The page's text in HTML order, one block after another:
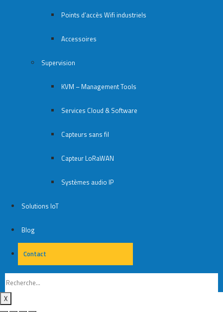
Points d’accès Wifi industriels
Accessoires
Supervision
KVM – Management Tools
Services Cloud & Software
Capteurs sans fil
Capteur LoRaWAN
Systèmes audio IP
Solutions IoT
Blog
Contact
Contact
X